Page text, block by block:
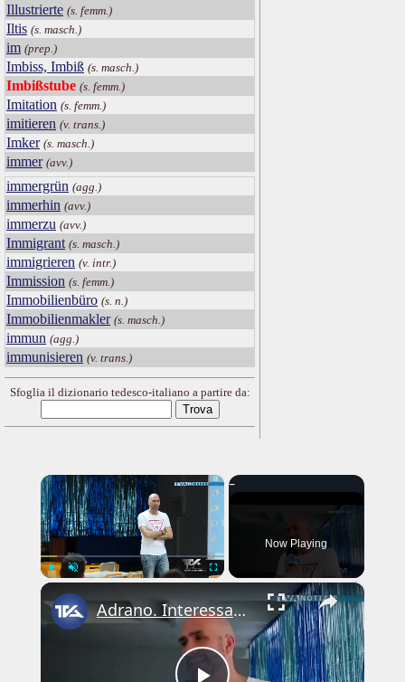
Illustrierte (s. femm.)
Iltis (s. masch.)
im (prep.)
Imbiss, Imbiß (s. masch.)
Imbißstube (s. femm.)
Imitation (s. femm.)
imitieren (v. trans.)
Imker (s. masch.)
immer (avv.)
immergrün (agg.)
immerhin (avv.)
immerzu (avv.)
Immigrant (s. masch.)
immigrieren (v. intr.)
Immission (s. femm.)
Immobilienbüro (s. n.)
Immobilienmakler (s. masch.)
immun (agg.)
immunisieren (v. trans.)
Sfoglia il dizionario tedesco-italiano a partire da:
×
Now Playing
×
Adrano. Interessante incontro al liceo “Verga” con il prof. Fabio Gamberini. Studenti del Linguistic